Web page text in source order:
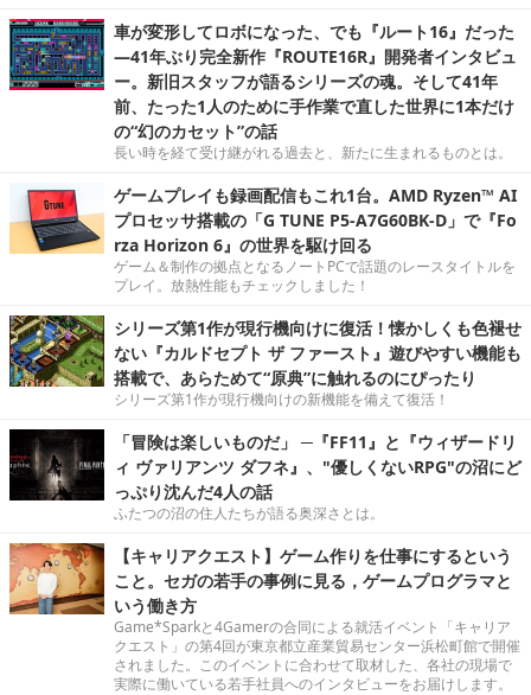
車が変形してロボになった、でも『ルート16』だった
―41年ぶり完全新作『ROUTE16R』開発者インタビュ
ー。新旧スタッフが語るシリーズの魂。そして41年
前、たった1人のために手作業で直した世界に1本だけ
の“幻のカセット”の話
長い時を経て受け継がれる過去と、新たに生まれるものとは。
ゲームプレイも録画配信もこれ1台。AMD Ryzen™ AI
プロセッサ搭載の「G TUNE P5-A7G60BK-D」で『Fo
rza Horizon 6』の世界を駆け回る
ゲーム＆制作の拠点となるノートPCで話題のレースタイトルを
プレイ。放熱性能もチェックしました！
シリーズ第1作が現行機向けに復活！懐かしくも色褪せ
ない『カルドセプト ザ ファースト』遊びやすい機能も
搭載で、あらためて“原典”に触れるのにぴったり
シリーズ第1作が現行機向けの新機能を備えて復活！
「冒険は楽しいものだ」 ─『FF11』と『ウィザードリ
ィ ヴァリアンツ ダフネ』、"優しくないRPG"の沼にど
っぷり沈んだ4人の話
ふたつの沼の住人たちが語る奥深さとは。
【キャリアクエスト】ゲーム作りを仕事にするという
こと。セガの若手の事例に見る，ゲームプログラマと
いう働き方
Game*Sparkと4Gamerの合同による就活イベント「キャリア
クエスト」の第4回が東京都立産業貿易センター浜松町館で開催
されました。このイベントに合わせて取材した、各社の現場で
実際に働いている若手社員へのインタビューをお届けします。